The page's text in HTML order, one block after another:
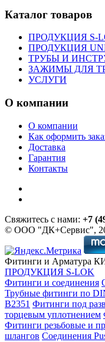
Каталог товаров
ПРОДУКЦИЯ S-
ПРОДУКЦИЯ
ТРУБЫ И
ЗАЖИМЫ ДЛЯ
УСЛУГИ
О компании
О компании
Как оформить
Доставка
Гарантия
Контакты
Свяжитесь с нами: +7
© ООО "ДК+Сервис",
Фитинги и Арматура
ПРОДУКЦИЯ S-LOK
Фитинги и соединения
Трубные фитинги по
B2351 Фитинги под
торцевым уплотнением
Фитинги резьбовые и
шлангов Соединения